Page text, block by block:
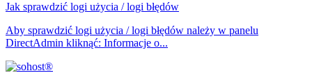
Jak sprawdzić logi użycia / logi błędów
Aby sprawdzić logi użycia / logi błędów należy w panelu
DirectAdmin kliknąć: Informacje o...